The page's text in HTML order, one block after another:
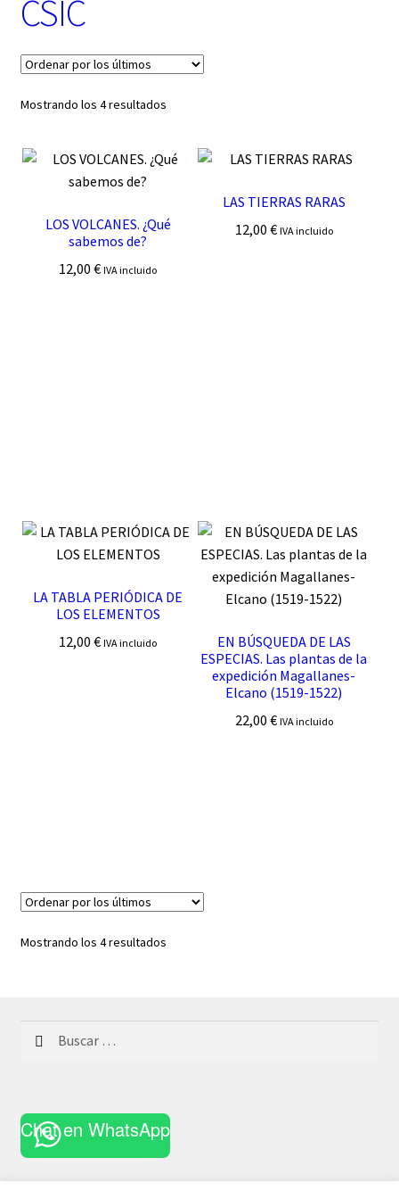
e
o
í
CSIC
Mostrando los 4 resultadosOrdenado
últimos
LOS VOLCANES. ¿Qué
sabemos de?
12,00€ IVA incluido
LAS TIERRAS RARAS
12,00 € IVA incluido
LA TABLA PERIÓDICA DE
LOS ELEMENTOS
12,00€ IVA incluido
EN BÚSQUEDA DE LAS
ESPECIAS. Las plantas de la
expedición Magallanes-
Elcano (1519-1522)
22,00 € IVA incluido
Mostrando los 4 resultadosOrdenado
Chat en WhatsApp